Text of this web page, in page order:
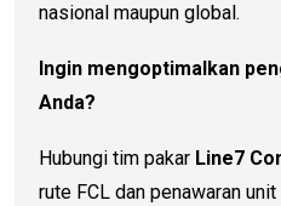
nasional maupun global.
Ingin mengoptimalkan
Anda?
Hubungi tim pakar Line7
rute FCL dan penawaran